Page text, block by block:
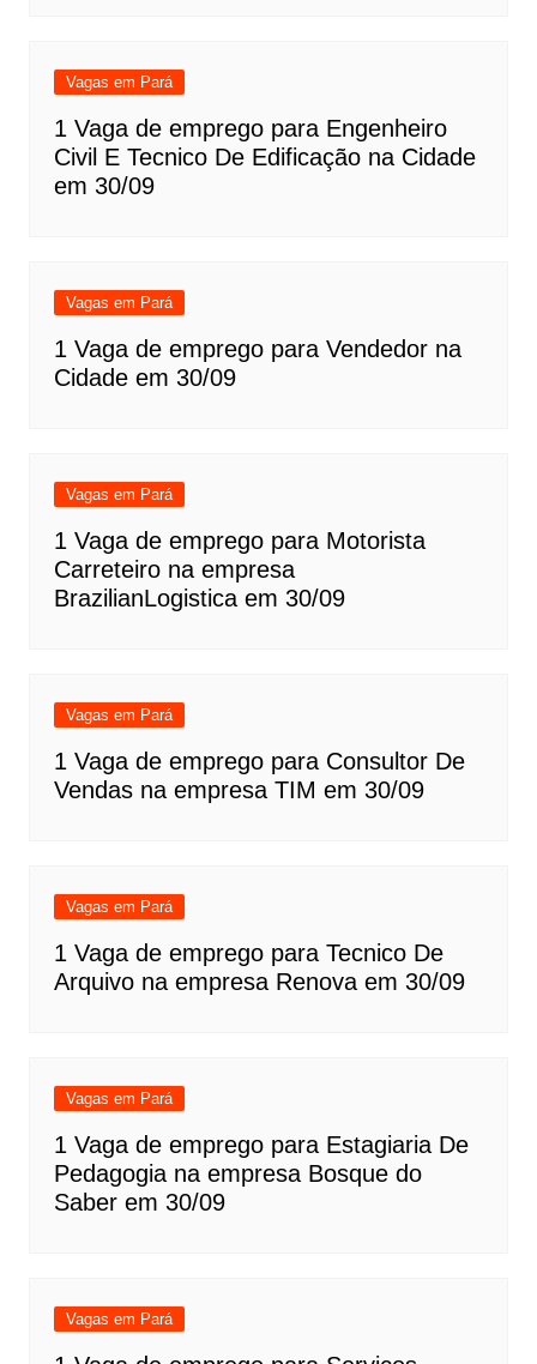
Vagas em Pará
1 Vaga de emprego para Engenheiro
Civil E Tecnico De Edificação na Cidade
em 30/09
Vagas em Pará
1 Vaga de emprego para Vendedor na
Cidade em 30/09
Vagas em Pará
1 Vaga de emprego para Motorista
Carreteiro na empresa
BrazilianLogistica em 30/09
Vagas em Pará
1 Vaga de emprego para Consultor De
Vendas na empresa TIM em 30/09
Vagas em Pará
1 Vaga de emprego para Tecnico De
Arquivo na empresa Renova em 30/09
Vagas em Pará
1 Vaga de emprego para Estagiaria De
Pedagogia na empresa Bosque do
Saber em 30/09
Vagas em Pará